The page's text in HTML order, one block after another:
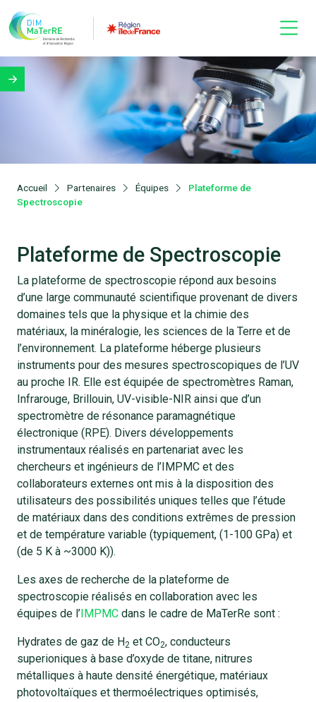
Accueil Partenaires Équipes
Plateforme de
Spectroscopie
Plateforme de Spectroscopie
La plateforme de spectroscopie répond aux besoins
d’une large communauté scientifique provenant de divers
domaines tels que la physique et la chimie des
matériaux, la minéralogie, les sciences de la Terre et de
l’environnement. La plateforme héberge plusieurs
instruments pour des mesures spectroscopiques de l’UV
au proche IR. Elle est équipée de spectromètres Raman,
Infrarouge, Brillouin, UV-visible-NIR ainsi que d’un
spectromètre de résonance paramagnétique
électronique (RPE). Divers développements
instrumentaux réalisés en partenariat avec les
chercheurs et ingénieurs de l’IMPMC et des
collaborateurs externes ont mis à la disposition des
utilisateurs des possibilités uniques telles que l’étude
de matériaux dans des conditions extrêmes de pression
et de température variable (typiquement, (1-100 GPa) et
(de 5 K à ~3000 K)).
Les axes de recherche de la plateforme de
spectroscopie réalisés en collaboration avec les
équipes de l’ IMPMC dans le cadre de MaTerRe sont :
Hydrates de gaz de H2 et CO2, conducteurs
superioniques à base d’oxyde de titane, nitrures
métalliques à haute densité énergétique, matériaux
photovoltaïques et thermoélectriques optimisés,